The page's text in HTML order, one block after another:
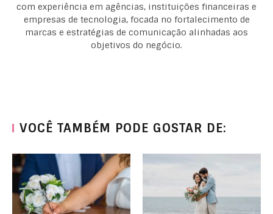
com experiência em agências, instituições financeiras e
empresas de tecnologia, focada no fortalecimento de
marcas e estratégias de comunicação alinhadas aos
objetivos do negócio.
VOCÊ TAMBÉM PODE GOSTAR DE: